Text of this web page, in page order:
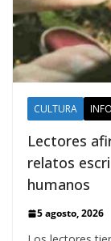
CULTURA
Lectores
relatos
humanos
5 agosto, 2026